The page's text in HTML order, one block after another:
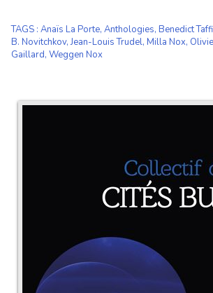
TAGS : Anaïs La Porte, Anthologies, Benedict
B. Novitchkov,Jean-Louis Trudel, Milla Nox,
Gaillard, Weggen Nox